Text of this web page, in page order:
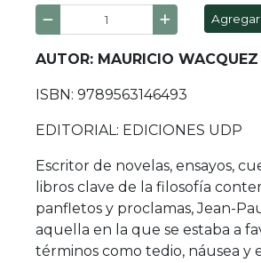
AUTOR: MAURICIO WACQUEZ
ISBN: 9789563146493
EDITORIAL: EDICIONES UDP
Escritor de novelas, ensayos,
libros clave de la filosofía
panfletos y proclamas, Jean-
aquella en la que se estaba a
términos como tedio, náusea y